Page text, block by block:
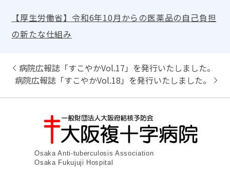
【厚生労働省】令和6年10月からの医薬品の自己負担
の新たな仕組み
病院広報誌「すこやかVol.17」を発行いたしました。
病院広報誌「すこやかVol.18」を発行いたしました。
Osaka Anti-tuberculosis Association
Osaka Fukujuji Hospital